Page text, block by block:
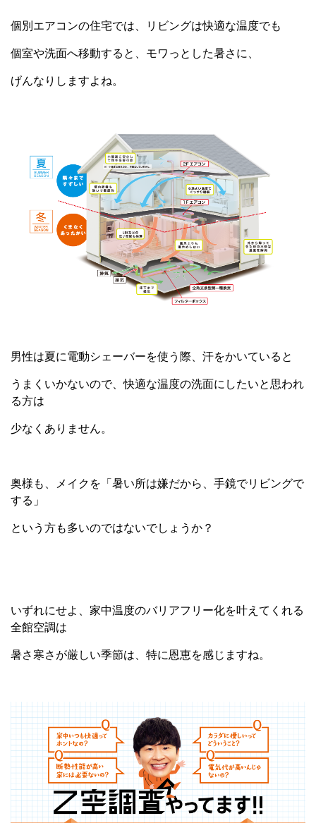
個別エアコンの住宅では、リビングは快適な温度でも
個室や洗面へ移動すると、モワっとした暑さに、
げんなりしますよね。
男性は夏に電動シェーバーを使う際、汗をかいていると
うまくいかないので、快適な温度の洗面にしたいと思われ
る方は
少なくありません。
奥様も、メイクを「暑い所は嫌だから、手鏡でリビングで
する」
という方も多いのではないでしょうか？
いずれにせよ、家中温度のバリアフリー化を叶えてくれる
全館空調は
暑さ寒さが厳しい季節は、特に恩恵を感じますね。